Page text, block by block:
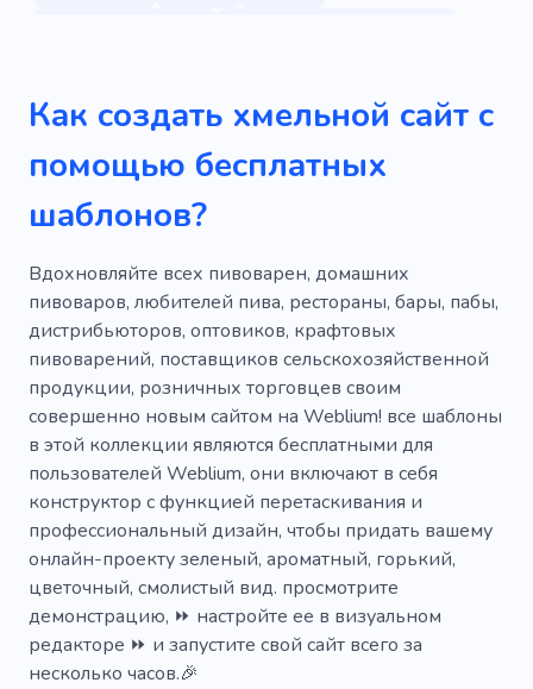
Магазин алкогольных напитков
Виноделие
Производство вина
Алкогольные напитки
Винодельческая промышленность
Приготовление пищи
Ремесло
Питание
Рецепт
Фестиваль
Пивоварня
Как создать хмельной сайт с
помощью бесплатных
шаблонов?
Вдохновляйте всех пивоварен, домашних
пивоваров, любителей пива, рестораны, бары, пабы,
дистрибьюторов, оптовиков, крафтовых
пивоварений, поставщиков сельскохозяйственной
продукции, розничных торговцев своим
совершенно новым сайтом на Weblium! все шаблоны
в этой коллекции являются бесплатными для
пользователей Weblium, они включают в себя
конструктор с функцией перетаскивания и
профессиональный дизайн, чтобы придать вашему
онлайн-проекту зеленый, ароматный, горький,
цветочный, смолистый вид. просмотрите
демонстрацию, ⏩ настройте ее в визуальном
редакторе ⏩ и запустите свой сайт всего за
несколько часов.🎉